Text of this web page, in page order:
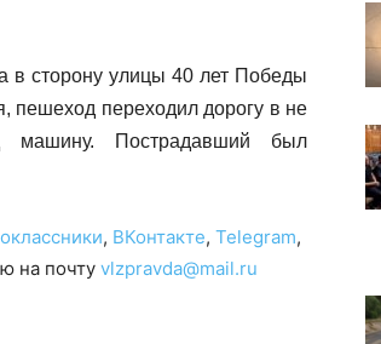
в сторону улицы 40 лет Победы
пешеход переходил дорогу в не
машину. Пострадавший был
, ВКонтакте, Telegram,
на почту vlzpravda@mail.ru